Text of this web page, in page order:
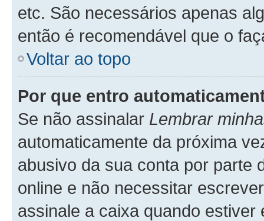
etc. São necessários apenas
então é recomendável que o
Voltar ao topo
Por que entro
Se não assinalar Lembrar
automaticamente da próxima
abusivo da sua conta por parte
online e não necessitar
assinale a caixa quando